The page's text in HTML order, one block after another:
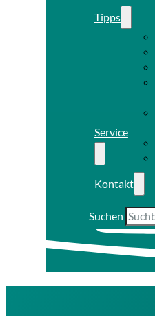
Tipps
Service
Kontakt
Suchen